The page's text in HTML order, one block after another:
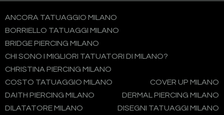
ANCORA TATUAGGIO MILANO
BORRIELLO TATUAGGI MILANO
BRIDGE PIERCING MILANO
CHI SONO I MIGLIORI TATUATORI DI MILANO?
CHRISTINA PIERCING MILANO
COSTO TATUAGGIO MILANO
COVER UP MILANO
DAITH PIERCING MILANO
DERMAL PIERCING MILANO
DILATATORE MILANO
DISEGNI TATUAGGI MILANO